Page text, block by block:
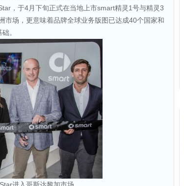
，于4月下旬正式在当地上市smart精灵1号与精灵3
市场，更意味着品牌全球业务版图已达成40个国家和
。